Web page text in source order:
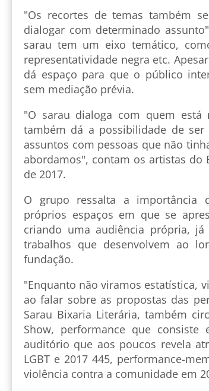
"Os recortes de temas também
dialogar com determinado
sarau tem um eixo temático,
representatividade negra etc.
dá espaço para que o público
sem mediação prévia.
"O sarau dialoga com quem está
também dá a possibilidade de
assuntos com pessoas que não
abordamos", contam os artistas
de 2017.
O grupo ressalta a importância
próprios espaços em que se
criando uma audiência própria,
trabalhos que desenvolvem ao
fundação.
"Enquanto não viramos estatística,
ao falar sobre as propostas das
Sarau Bixaria Literária, também
Show, performance que
auditório que aos poucos revela
LGBT e 2017 445, performance-
violência contra a comunidade em